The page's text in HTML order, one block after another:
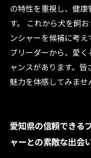
の特性を重視し、健
す。 これから犬を飼
ンシャーを候補に考
ブリーダーから、愛
ャンスがあります。
魅力を体感してみませ
愛知県の信頼できる
ャーとの素敵な出会